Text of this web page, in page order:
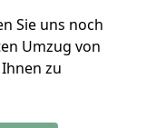
Sie uns noch
Umzug von
zu